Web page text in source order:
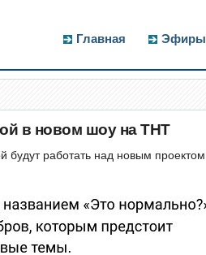
Главная Эфиры
в новом шоу на ТНТ
будут работать над новым проектом